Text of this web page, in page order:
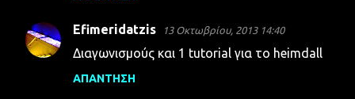
Efimeridatzis 13 Οκτωβρίου, 2013 14:40
Διαγωνισμούς και 1 tutorial για το heimdall
ΑΠΆΝΤΗΣΗ